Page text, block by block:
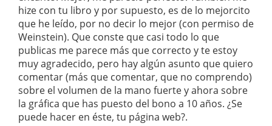
hize con tu libro y por supuesto, es de lo mejorcito
que he leído, por no decir lo mejor (con permiso de
Weinstein). Que conste que casi todo lo que
publicas me parece más que correcto y te estoy
muy agradecido, pero hay algún asunto que quiero
comentar (más que comentar, que no comprendo)
sobre el volumen de la mano fuerte y ahora sobre
la gráfica que has puesto del bono a 10 años. ¿Se
puede hacer en éste, tu página web?.